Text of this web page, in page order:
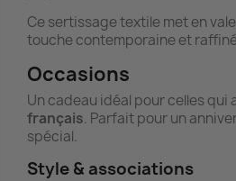
Ce sertissage textile met en
touche contemporaine et
Occasions
Un cadeau idéal pour celles qui
français. Parfait pour un
spécial.
Style & associations